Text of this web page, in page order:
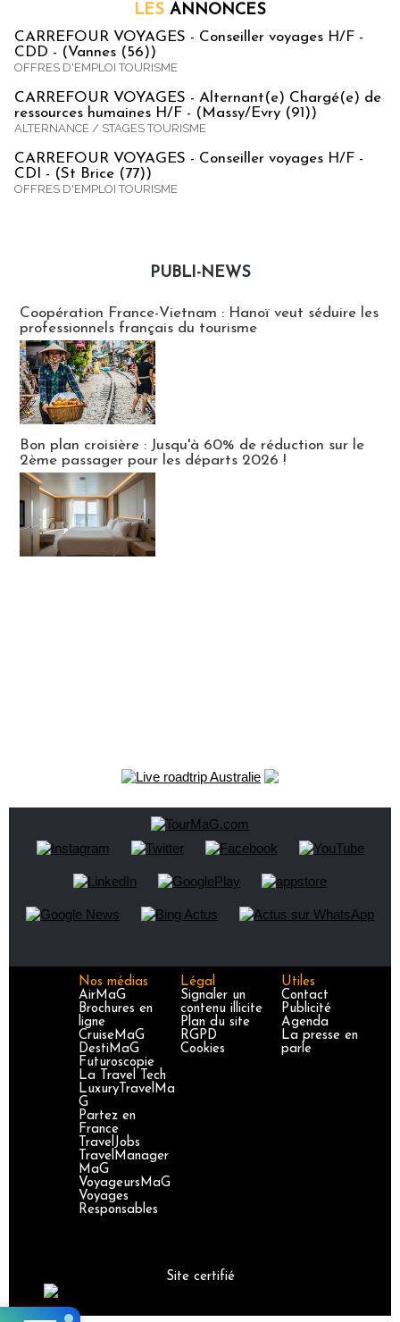
LES ANNONCES
CARREFOUR VOYAGES - Conseiller voyages H/F -
CDD - (Vannes (56))
OFFRES D'EMPLOI TOURISME
CARREFOUR VOYAGES - Alternant(e) Chargé(e) de
ressources humaines H/F - (Massy/Evry (91))
ALTERNANCE / STAGES TOURISME
CARREFOUR VOYAGES - Conseiller voyages H/F -
CDI - (St Brice (77))
OFFRES D'EMPLOI TOURISME
PUBLI-NEWS
Coopération France-Vietnam : Hanoï veut séduire les
professionnels français du tourisme
Bon plan croisière : Jusqu'à 60% de réduction sur le
2ème passager pour les départs 2026 !
Nos médias
AirMaG
Brochures en
ligne
CruiseMaG
DestiMaG
Futuroscopie
La Travel Tech
LuxuryTravelMa
G
Partez en
France
TravelJobs
TravelManager
MaG
VoyageursMaG
Voyages
Responsables
Légal
Signaler un
contenu illicite
Plan du site
RGPD
Cookies
Utiles
Contact
Publicité
Agenda
La presse en
parle
Site certifié